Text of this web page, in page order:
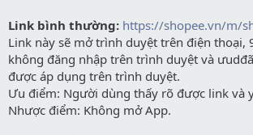
Link bình thường: https://shopee.vn/m/
Link này sẽ mở trình duyệt trên điện thoại,
không đăng nhập trên trình duyệt và
được áp dụng trên trình duyệt.
Ưu điểm: Người dùng thấy rõ được link và
Nhược điểm: Không mở App.